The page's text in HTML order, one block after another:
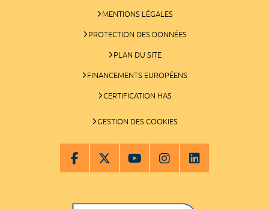
MENTIONS LÉGALES
PROTECTION DES DONNÉES
PLAN DU SITE
FINANCEMENTS EUROPÉENS
CERTIFICATION HAS
GESTION DES COOKIES